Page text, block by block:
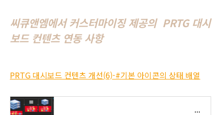
씨큐앤엠에서 커스터마이징 제공의 PRTG 대시
보드 컨텐츠 연동 사항
PRTG 대시보드 컨텐츠 개선(6)-#기본 아이콘의 상태 배열
PRTG 대시보드 컨텐츠 개선(6)-#기본 아이콘의 상태 배열